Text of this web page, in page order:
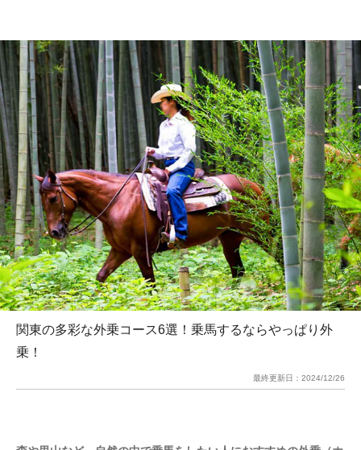
関東の多彩な外乗コース6選！乗馬するならやっぱり外
乗！
最終更新日： 2024/12/26